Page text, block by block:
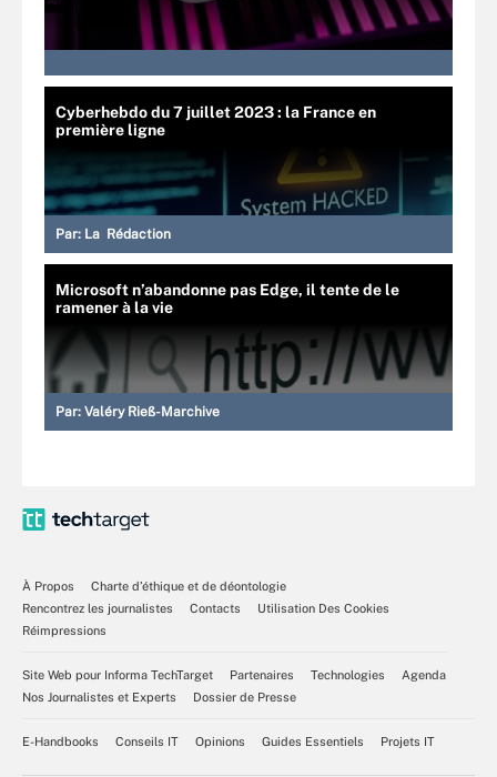
Cyberhebdo du 7 juillet 2023 : la France en
première ligne
Par: La Rédaction
Microsoft n’abandonne pas Edge, il tente de le
ramener à la vie
Par: Valéry Rieß-Marchive
À Propos
Charte d’éthique et de déontologie
Rencontrez les journalistes
Contacts
Utilisation Des Cookies
Réimpressions
Site Web pour Informa TechTarget Partenaires Technologies
Agenda
Nos Journalistes et Experts
Dossier de Presse
E-Handbooks Conseils IT Opinions Guides Essentiels Projets IT